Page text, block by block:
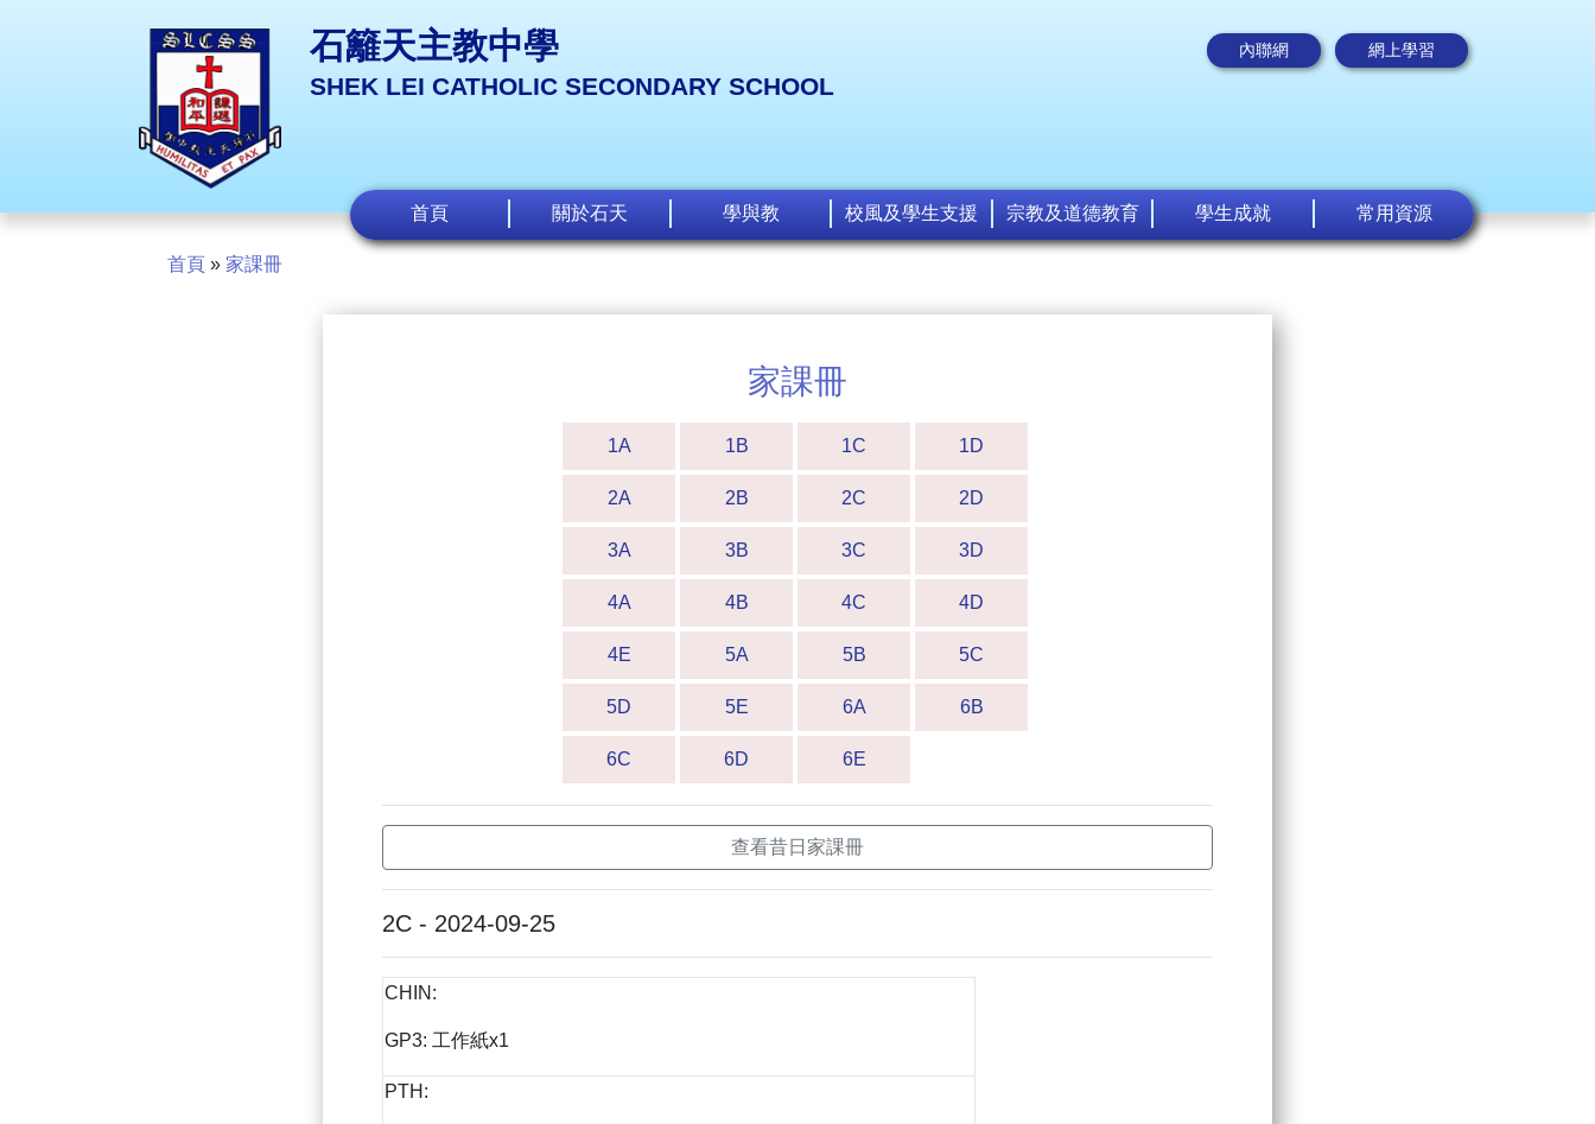
石籬天主教中學
SHEK LEI CATHOLIC SECONDARY SCHOOL
內聯網 網上學習
首頁 關於石天 學與教 校風及學生支援 宗教及道德教育 學生成就 常用資源
首頁 » 家課冊
家課冊
1A 1B 1C 1D
2A 2B 2C 2D
3A 3B 3C 3D
4A 4B 4C 4D
4E 5A 5B 5C
5D 5E 6A 6B
6C 6D 6E
查看昔日家課冊
2C - 2024-09-25
CHIN:
GP3: 工作紙x1
PTH: